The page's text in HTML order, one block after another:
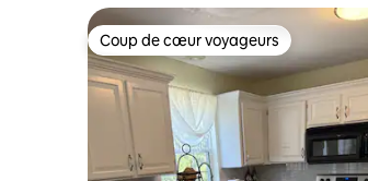
Coup de cœur voyageurs
Coup de cœur voyageurs